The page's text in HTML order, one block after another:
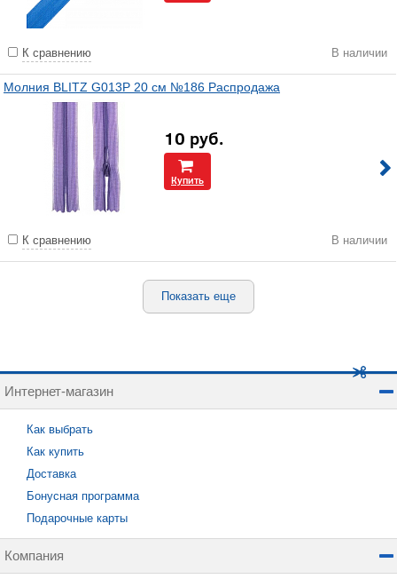
К сравнению В наличии
Молния BLITZ G013P 20 см №186 Распродажа
10 руб.
Купить
К сравнению В наличии
Показать еще
Интернет-магазин
Как выбрать
Как купить
Доставка
Бонусная программа
Подарочные карты
Компания